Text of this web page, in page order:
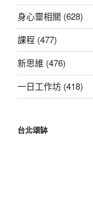
身心靈相關 (628)
課程 (477)
新思維 (476)
一日工作坊 (418)
台北頌缽